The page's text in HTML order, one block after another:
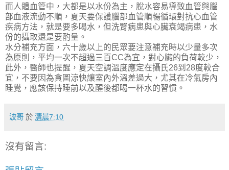
而人體血管中，大都是以水份為主，脫水容易導致血管與腦
部血液流動不順，夏天要保護腦部血管順暢循環對抗心血管
疾病方法，就是要多喝水，但洗腎病患與心臟衰竭病患，水
份的攝取還是要酌量。
水分補充方面，六十歲以上的民眾要注意補充時以少量多次
為原則，平均一次不超過三百CC為宜，對心臟的負荷較少，
此外，醫師也提醒，夏天空調溫度應定在攝氏26到28度較合
宜，不要因為貪圖涼快讓室內外溫差過大，尤其在冷氣房內
睡覺，應該保持睡前以及醒後都喝一杯水的習慣。
波哥 於 清晨7:10
沒有留言: